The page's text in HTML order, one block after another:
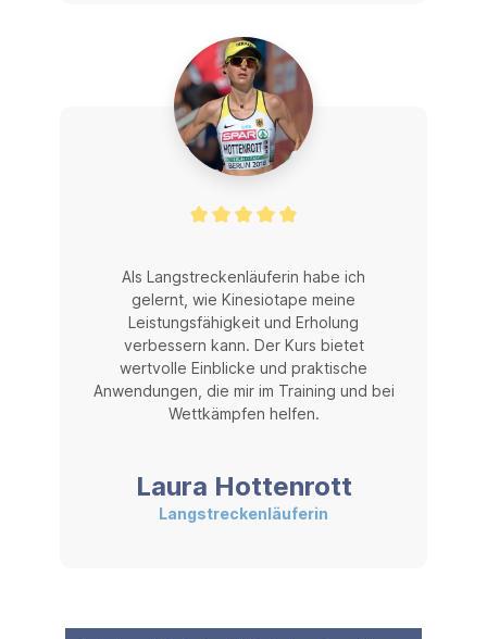
Als Langstreckenläuferin habe ich
gelernt, wie Kinesiotape meine
Leistungsfähigkeit und Erholung
verbessern kann. Der Kurs bietet
wertvolle Einblicke und praktische
Anwendungen, die mir im Training und bei
Wettkämpfen helfen.
Laura Hottenrott
Langstreckenläuferin